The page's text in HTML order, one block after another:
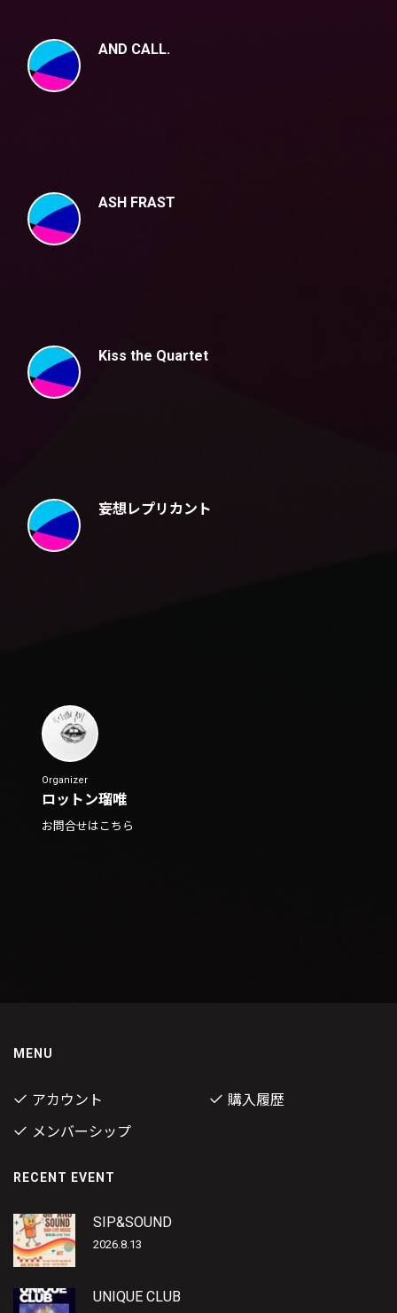
AND CALL.
ASH FRAST
Kiss the Quartet
妄想レプリカント
Organizer
ロットン瑠唯
お問合せはこちら
MENU
アカウント
購入履歴
メンバーシップ
RECENT EVENT
SIP&SOUND
2026.8.13
UNIQUE CLUB